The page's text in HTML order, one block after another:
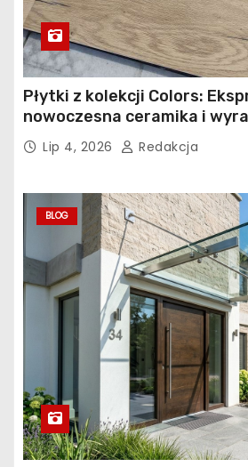
Płytki z kolekcji Colors:
nowoczesna ceramika i
łazience, kuchni i salonie
Lip 4, 2026 Redakcja
BLOG